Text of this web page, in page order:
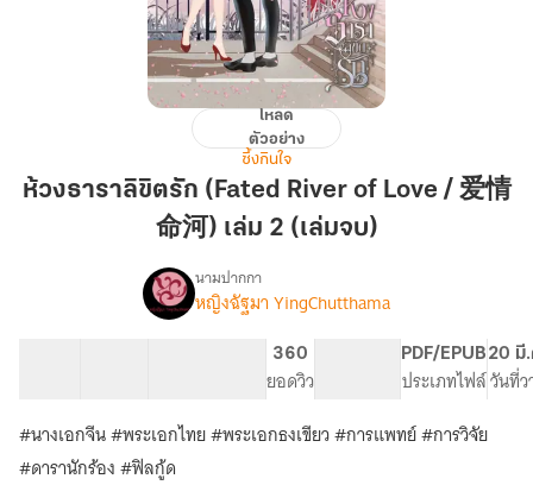
ลิขิต
รัก
(Fated
River
of
Love
情
命
河)
โหลด
ตัวอย่าง
ซึ้งกินใจ
ห้วงธาราลิขิตรัก (Fated River of Love / 爱情
命河) เล่ม 2 (เล่มจบ)
เรื่อง
ธารา
ลิขิต
รัก
(Fated
River
นามปากกา
หญิงฉัฐมา YingChutthama
360
ยอดวิว
PDF/EPUB
ประเภทไฟล์
20 มี
วันที่ว
#นางเอกจีน #พระเอกไทย #พระเอกธงเขียว #การแพทย์ #การวิจัย
#ดารานักร้อง #ฟิลกู้ด